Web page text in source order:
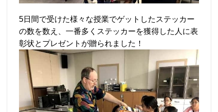
5日間で受けた様々な授業でゲットしたステッカー
の数を数え、一番多くステッカーを獲得した人に表
彰状とプレゼントが贈られました！